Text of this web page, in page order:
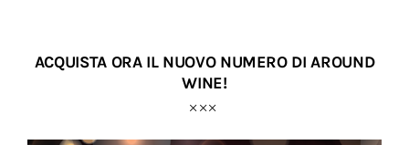
ACQUISTA ORA IL NUOVO NUMERO DI AROUND
WINE!